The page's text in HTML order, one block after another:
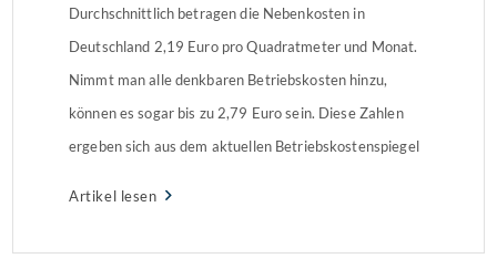
Durchschnittlich betragen die Nebenkosten in
Deutschland 2,19 Euro pro Quadratmeter und Monat.
Nimmt man alle denkbaren Betriebskosten hinzu,
können es sogar bis zu 2,79 Euro sein. Diese Zahlen
ergeben sich aus dem aktuellen Betriebskostenspiegel
Artikel lesen